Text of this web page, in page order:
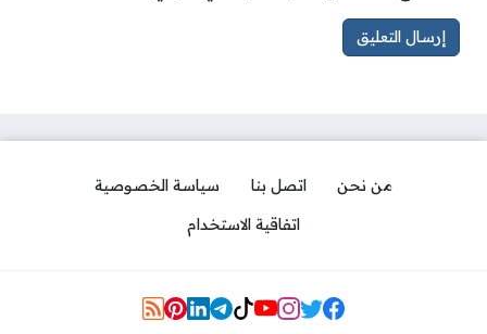
من نحن اتصل بنا
سياسة الخصوصية
اتفاقية الاستخدام
Social Links